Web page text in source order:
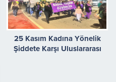
25 Kasım Kadına Yönelik
Şiddete Karşı Uluslararası